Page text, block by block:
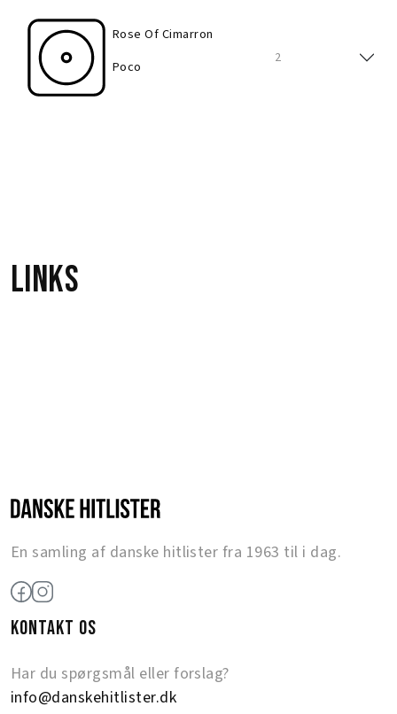
Rose Of Cimarron
Poco
2
Links
En samling af danske hitlister fra 1963 til i dag.
KONTAKT OS
Har du spørgsmål eller forslag?
info@danskehitlister.dk